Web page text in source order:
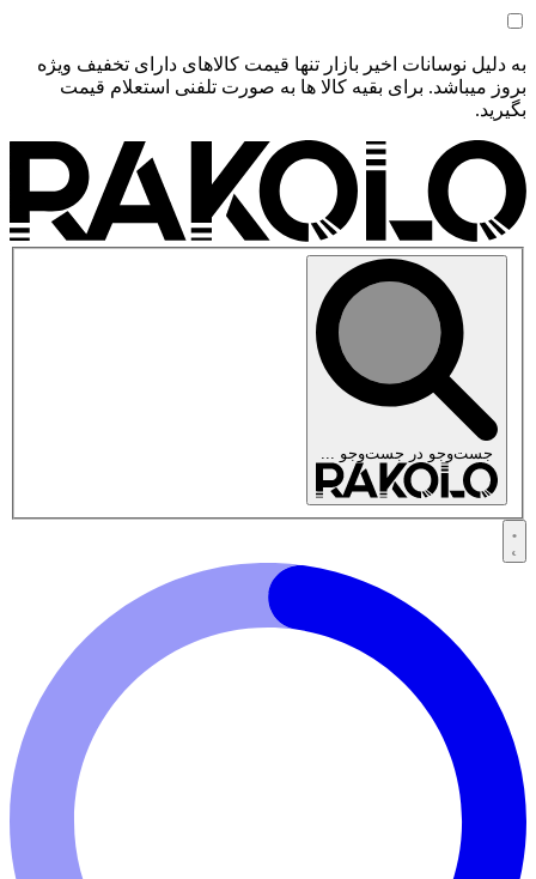
به دلیل نوسانات اخیر بازار تنها قیمت کالاهای دارای تخفیف ویژه
بروز میباشد. برای بقیه کالا ها به صورت تلفنی استعلام قیمت
بگیرید.
جست‌وجو در جست‌وجو ...